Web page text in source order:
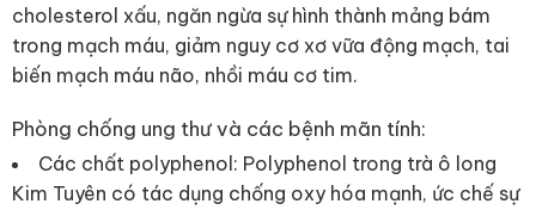
cholesterol xấu, ngăn ngừa sự hình thành mảng bám
trong mạch máu, giảm nguy cơ xơ vữa động mạch, tai
biến mạch máu não, nhồi máu cơ tim.
Phòng chống ung thư và các bệnh mãn tính:
Các chất polyphenol: Polyphenol trong trà ô long
Kim Tuyên có tác dụng chống oxy hóa mạnh, ức chế sự